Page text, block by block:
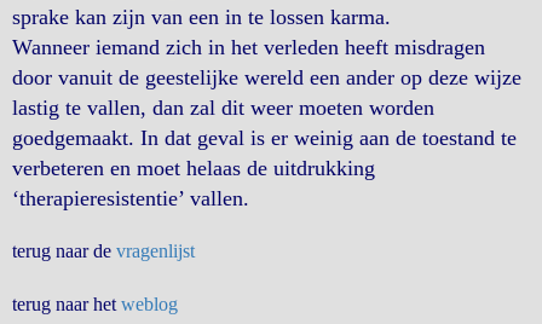
sprake kan zijn van een in te lossen karma.
Wanneer iemand zich in het verleden heeft misdragen
door vanuit de geestelijke wereld een ander op deze wijze
lastig te vallen, dan zal dit weer moeten worden
goedgemaakt. In dat geval is er weinig aan de toestand te
verbeteren en moet helaas de uitdrukking
‘therapieresistentie’ vallen.
terug naar de vragenlijst
terug naar het weblog